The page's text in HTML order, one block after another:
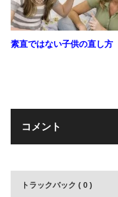
素直ではない子供の直し方
コメント
トラックバック ( 0 )